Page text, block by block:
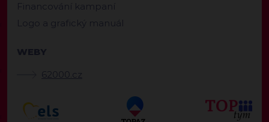
Financování kampaní
Logo a grafický manuál
WEBY
62000.cz